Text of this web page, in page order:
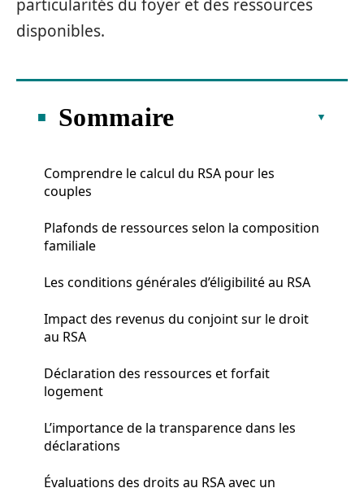
particularités du foyer et des ressources
disponibles.
Sommaire
Comprendre le calcul du RSA pour les
couples
Plafonds de ressources selon la composition
familiale
Les conditions générales d’éligibilité au RSA
Impact des revenus du conjoint sur le droit
au RSA
Déclaration des ressources et forfait
logement
L’importance de la transparence dans les
déclarations
Évaluations des droits au RSA avec un